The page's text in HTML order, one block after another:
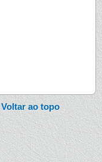
Voltar ao topo